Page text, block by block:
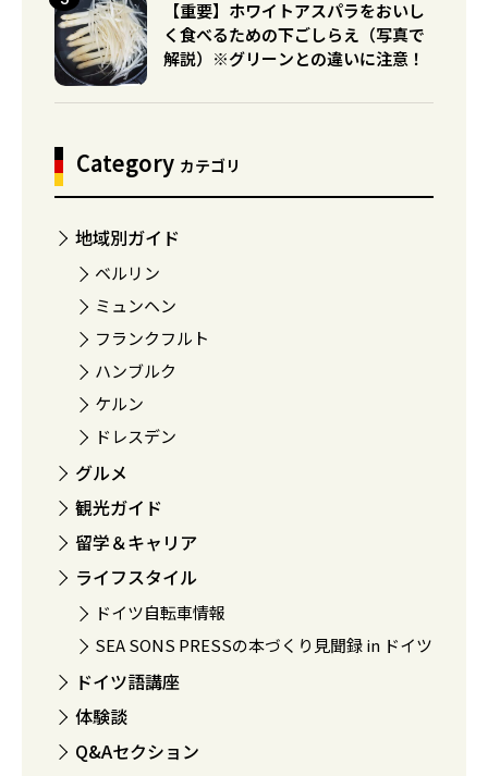
【重要】ホワイトアスパラをおいし
く食べるための下ごしらえ（写真で
解説）※グリーンとの違いに注意！
Category カテゴリ
地域別ガイド
ベルリン
ミュンヘン
フランクフルト
ハンブルク
ケルン
ドレスデン
グルメ
観光ガイド
留学＆キャリア
ライフスタイル
ドイツ自転車情報
SEA SONS PRESSの本づくり見聞録 in ドイツ
ドイツ語講座
体験談
Q&Aセクション